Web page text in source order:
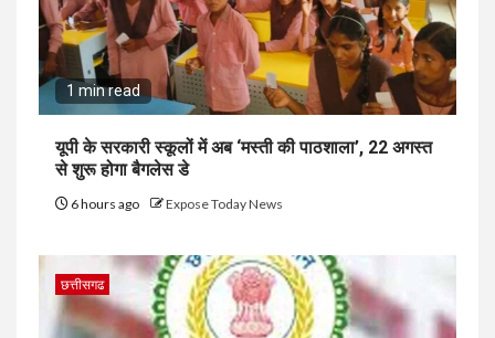
1 min read
यूपी के सरकारी स्कूलों में अब ‘मस्ती की पाठशाला’, 22 अगस्त
से शुरू होगा बैगलेस डे
6 hours ago Expose Today News
छत्तीसगढ